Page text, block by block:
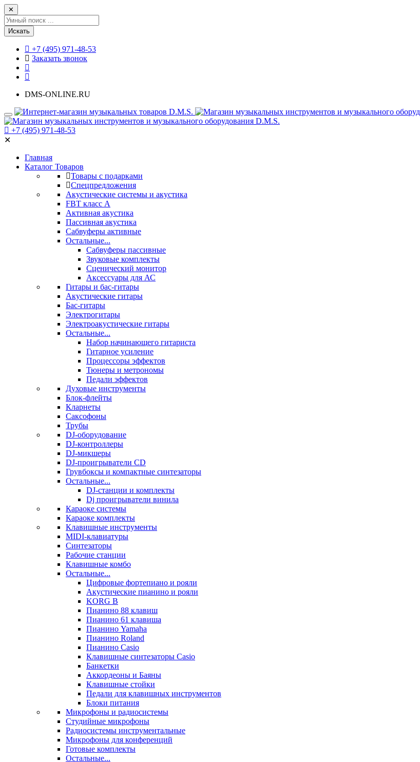
✕
Искать
+7 (495) 971-48-53
Заказать звонок
DMS-ONLINE.RU
+7 (495) 971-48-53
✕
Главная
Каталог Товаров
Товары с подарками
Спецпредложения
Акустические системы и акустика
FBT класс А
Активная акустика
Пассивная акустика
Сабвуферы активные
Остальные...
Сабвуферы пассивные
Звуковые комплекты
Сценический монитор
Аксессуары для АС
Гитары и бас-гитары
Акустические гитары
Бас-гитары
Электрогитары
Электроакустические гитары
Остальные...
Набор начинающего гитариста
Гитарное усиление
Процессоры эффектов
Тюнеры и метрономы
Педали эффектов
Духовые инструменты
Блок-флейты
Кларнеты
Саксофоны
Трубы
DJ-оборудование
DJ-контроллеры
DJ-микшеры
DJ-проигрыватели CD
Грувбоксы и компактные синтезаторы
Остальные...
DJ-станции и комплекты
Dj проигрыватели винила
Караоке системы
Караоке комплекты
Клавишные инструменты
MIDI-клавиатуры
Синтезаторы
Рабочие станции
Клавишные комбо
Остальные...
Цифровые фортепиано и рояли
Акустические пианино и рояли
KORG B
Пианино 88 клавиш
Пианино 61 клавиша
Пианино Yamaha
Пианино Roland
Пианино Casio
Клавишные синтезаторы Casio
Банкетки
Аккордеоны и Баяны
Клавишные стойки
Педали для клавишных инструментов
Блоки питания
Микрофоны и радиосистемы
Студийные микрофоны
Радиосистемы инструментальные
Микрофоны для конференций
Готовые комплекты
Остальные...